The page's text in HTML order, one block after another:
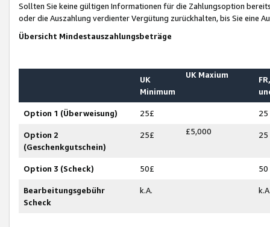
Sollten Sie keine gültigen Informationen für die Zahlungsoption
oder die Auszahlung verdienter Vergütung zurückhalten, bis Sie
Übersicht Mindestauszahlungsbeträge
UK
Minimum
UK Maxium
Option 1 (Überweisung) 25£ 25
Option 2
(Geschenkgutschein)
25£ £5,000 25
Option 3 (Scheck) 50£ 50
Bearbeitungsgebühr
Scheck
k.A.